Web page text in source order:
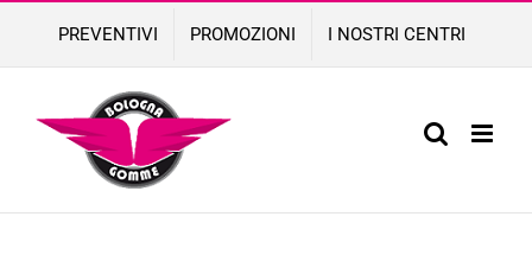
content
PREVENTIVI PROMOZIONI I NOSTRI CENTRI